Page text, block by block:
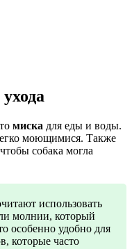
миска для еды и воды.
моющимися. Также
собака могла
использовать
молнии, который
особенно удобно для
которые часто